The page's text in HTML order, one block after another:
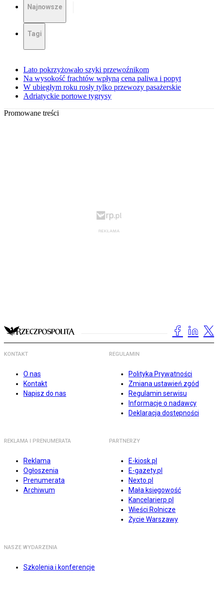
Najnowsze
Tagi
Lato pokrzyżowało szyki przewoźnikom
Na wysokość frachtów wpłyną cena paliwa i popyt
W ubiegłym roku rosły tylko przewozy pasażerskie
Adriatyckie portowe tygrysy
Promowane treści
KONTAKT
O nas
Kontakt
Napisz do nas
REGULAMIN
Polityka Prywatności
Zmiana ustawień zgód
Regulamin serwisu
Informacje o nadawcy
Deklaracja dostępności
REKLAMA I PRENUMERATA
Reklama
Ogłoszenia
Prenumerata
Archiwum
PARTNERZY
E-kiosk.pl
E-gazety.pl
Nexto.pl
Mała księgowość
Kancelarierp.pl
Wieści Rolnicze
Życie Warszawy
NASZE WYDARZENIA
Szkolenia i konferencje